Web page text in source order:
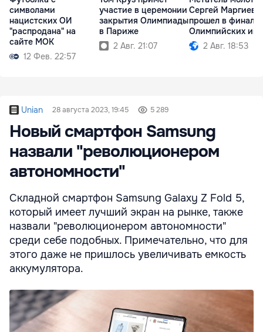
символами
нацистских ОИ
"распродана" на
сайте МОК
12 Фев. 22:57
участие в церемонии
закрытия Олимпиады
в Париже
2 Авг. 21:07
Сергей Маргиев
прошел в финал
Олимпийских игр
2 Авг. 18:53
Unian 28 августа 2023, 19:45 5 289
Новый смартфон Samsung
назвали "революционером
автономности"
Складной смартфон Samsung Galaxy Z Fold 5,
который имеет лучший экран на рынке, также
назвали "революционером автономности"
среди себе подобных. Примечательно, что для
этого даже не пришлось увеличивать емкость
аккумулятора.